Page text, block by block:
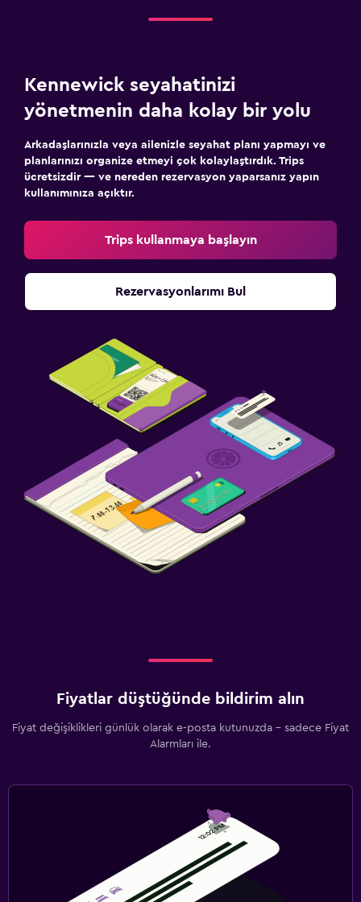
Kennewick seyahatinizi
yönetmenin daha kolay bir yolu
Arkadaşlarınızla veya ailenizle seyahat planı yapmayı ve
planlarınızı organize etmeyi çok kolaylaştırdık. Trips
ücretsizdir — ve nereden rezervasyon yaparsanız yapın
kullanımınıza açıktır.
Trips kullanmaya başlayın
Rezervasyonlarımı Bul
Fiyatlar düştüğünde bildirim alın
Fiyat değişiklikleri günlük olarak e-posta kutunuzda - sadece Fiyat
Alarmları ile.